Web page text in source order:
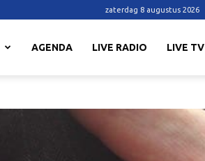
zaterdag 8 augustus 2026
AGENDA LIVE RADIO LIVE TV